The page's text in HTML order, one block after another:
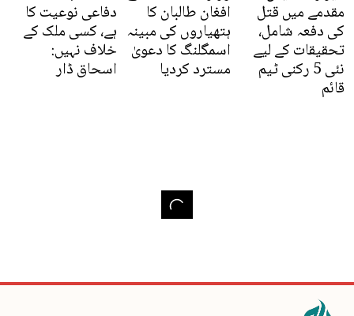
مقدمے میں قتل
کی دفعہ شامل،
تحقیقات کے لیے
نئی 5 رکنی ٹیم
قائم
افغان طالبان کا
ہتھیاروں کی مبینہ
اسمگلنگ کا دعویٰ
مسترد کردیا
دفاعی نوعیت کا
ہے، کسی ملک کے
خلاف نہیں:
اسحاق ڈار